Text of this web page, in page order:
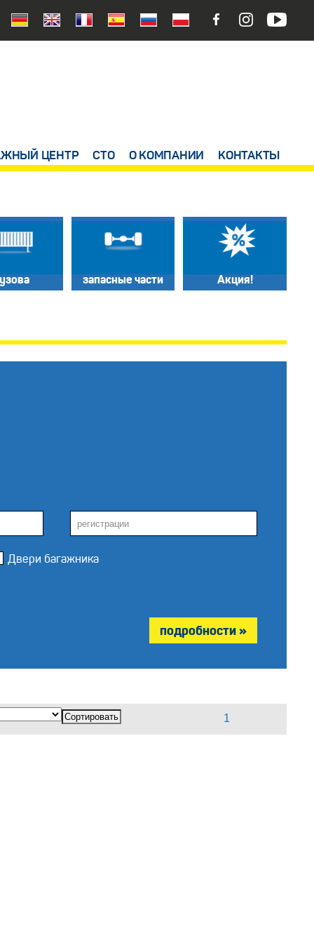
ЦЕНТР СТО О КОМПАНИИ КОНТАКТЫ
запасные части Акция!
Двери багажника